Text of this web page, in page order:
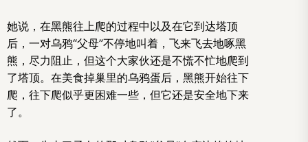
她说，在黑熊往上爬的过程中以及在它到达塔顶
后，一对乌鸦“父母”不停地叫着，飞来飞去地啄黑
熊，尽力阻止，但这个大家伙还是不慌不忙地爬到
了塔顶。在美食掉巢里的乌鸦蛋后，黑熊开始往下
爬，往下爬似乎更困难一些，但它还是安全地下来
了。